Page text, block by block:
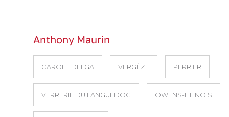
Anthony Maurin
CAROLE DELGA VERGÈZE PERRIER
VERRERIE DU LANGUEDOC OWENS-ILLINOIS